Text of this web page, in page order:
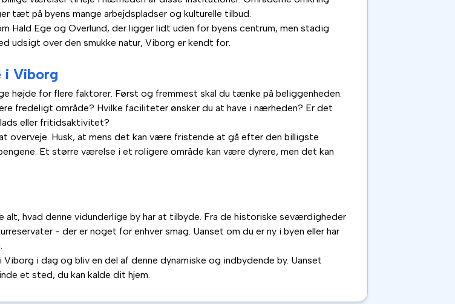
tæt på byens mange arbejdspladser og kulturelle tilbud.
Hald Ege og Overlund, der ligger lidt uden for byens centrum, men stadig
udsigt over den smukke natur, Viborg er kendt for.
i Viborg
for flere faktorer. Først og fremmest skal du tænke på beliggenheden.
fredeligt område? Hvilke faciliteter ønsker du at have i nærheden? Er det
eller fritidsaktivitet?
overveje. Husk, at mens det kan være fristende at gå efter den billigste
Et større værelse i et roligere område kan være dyrere, men det kan
hvad denne vidunderlige by har at tilbyde. Fra de historiske seværdigheder
- der er noget for enhver smag. Uanset om du er ny i byen eller har
i dag og bliv en del af denne dynamiske og indbydende by. Uanset
et sted, du kan kalde dit hjem.